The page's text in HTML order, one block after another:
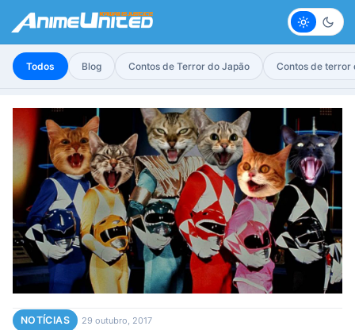
Claro
Todos Blog Contos de Terror do Japão Contos de terror
NOTÍCIAS 29 outubro, 2017